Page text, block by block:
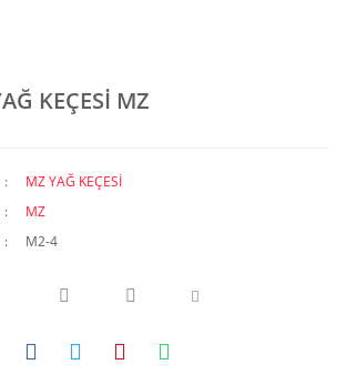
KEÇESİ MZ
MZ YAĞ KEÇESİ
MZ
M2-4